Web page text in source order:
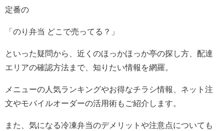
定番の
「のり弁当 どこで売ってる？」
といった疑問から、近くのほっかほっか亭の探し方、配達
エリアの確認方法まで、知りたい情報を網羅。
メニューの人気ランキングやお得なチラシ情報、ネット注
文やモバイルオーダーの活用術もご紹介します。
また、気になる冷凍弁当のデメリットや注意点についても